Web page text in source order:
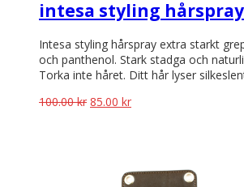
intesa styling
Intesa styling hårspray extra starkt
och panthenol. Stark stadga och
Torka inte håret. Ditt hår lyser
100.00kr Det
85.00 krDet